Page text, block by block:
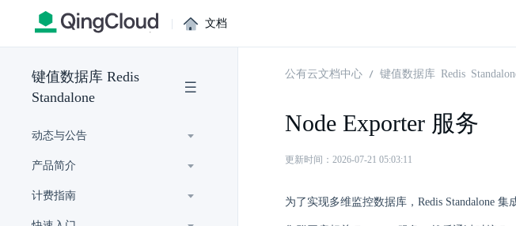
| 文档
键值数据库 Redis
Standalone
动态与公告
产品简介
计费指南
公有云文档中心 键值数据库 Redis
Node Exporter 服务
更新时间：2026-07-21 05:03:11
为了实现多维监控数据库，Redis Standalone 集